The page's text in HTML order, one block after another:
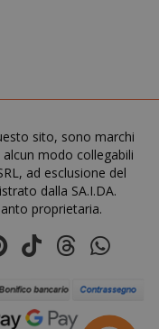
sito, sono marchi
modo collegabili
ad esclusione del
dalla SA.I.DA.
proprietaria.